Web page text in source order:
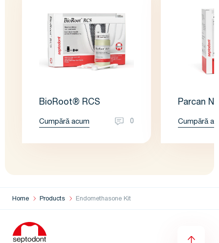
BioRoot® RCS
0
Cumpără acum
Parcan N
Cumpără
Home Products Endomethasone Kit